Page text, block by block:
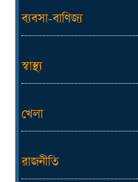
ব্যবসা-বাণিজ্য
স্বাস্থ্য
খেলা
রাজনীতি